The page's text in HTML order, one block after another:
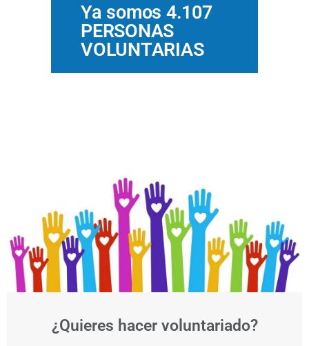
Ya somos 4.107
PERSONAS
VOLUNTARIAS
¿Quieres hacer voluntariado?